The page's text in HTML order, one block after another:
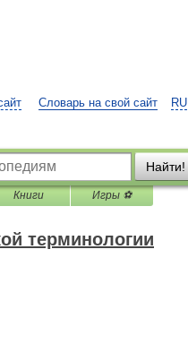
RU
Словарь на свой сайт
Найти!
Книги Игры ⚽
терминологии